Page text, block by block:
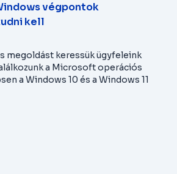
végpontok
kell
megoldást keressük ügyfeleink
a Microsoft operációs
a Windows 10 és a Windows 11